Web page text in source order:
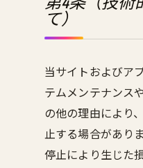
て）
当サイトおよびア
テムメンテナンス
の他の理由により
止する場合があり
停止により生じた